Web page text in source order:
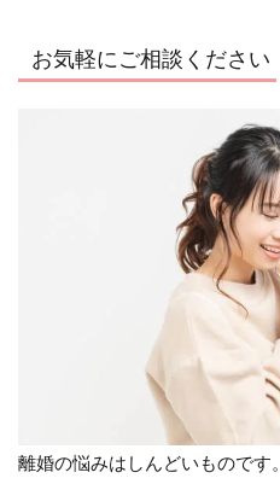
お気軽にご相談ください
離婚の悩みはしんどいものです。